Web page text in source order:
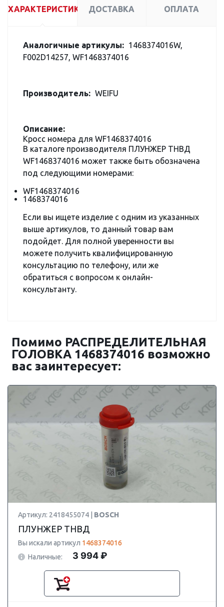
ХАРАКТЕРИСТИКИ ДОСТАВКА ОПЛАТА
Аналогичные артикулы: 1468374016W,
F002D14257, WF1468374016
Производитель: WEIFU
Описание:
Кросс номера для WF1468374016
В каталоге производителя ПЛУНЖЕР ТНВД
WF1468374016 может также быть обозначена
под следующими номерами:
WF1468374016
1468374016
Если вы ищете изделие с одним из указанных
выше артикулов, то данный товар вам
подойдет. Для полной уверенности вы
можете получить квалифицированную
консультацию по телефону, или же
обратиться с вопросом к онлайн-
консультанту.
Помимо РАСПРЕДЕЛИТЕЛЬНАЯ
ГОЛОВКА 1468374016 возможно
вас заинтересует:
Артикул: 2418455074 | BOSCH
ПЛУНЖЕР ТНВД
Вы искали артикул 1468374016
Наличные:
3 994 ₽